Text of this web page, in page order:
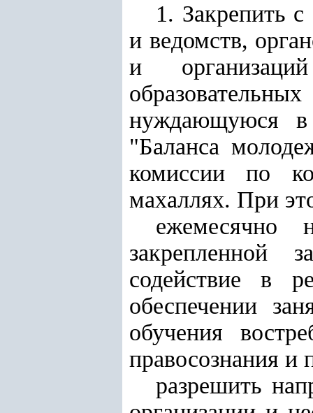
1. Закрепить
и ведомств,
и
нуждающуюся в
"Баланса
комиссии по
махаллях. При
ежемесячно
закрепленной
содействие в
обеспечении
обучения
правосознания и
разрешить